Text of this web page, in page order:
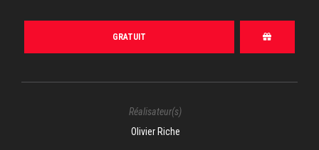
GRATUIT
Réalisateur(s)
Olivier Riche